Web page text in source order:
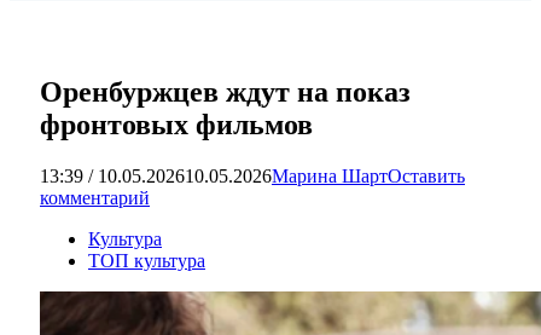
Оренбуржцев ждут на показ
фронтовых фильмов
13:39 / 10.05.202610.05.2026Марина ШартОставить
комментарий
Культура
ТОП культура